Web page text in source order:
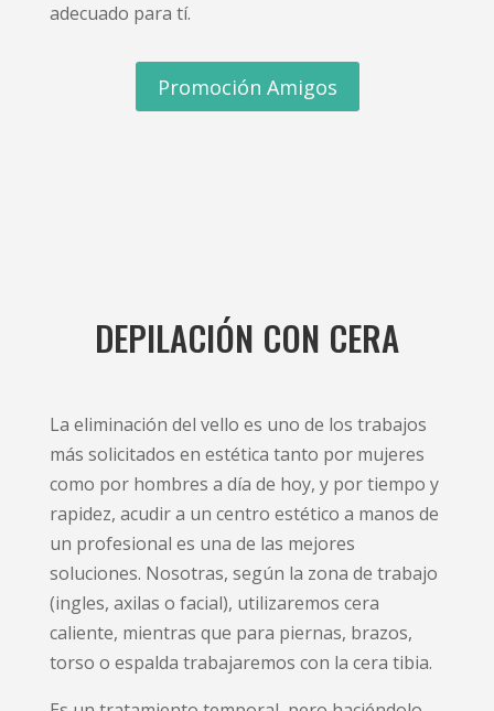
adecuado para tí.
Promoción Amigos
DEPILACIÓN CON CERA
La eliminación del vello es uno de los trabajos
más solicitados en estética tanto por mujeres
como por hombres a día de hoy, y por tiempo y
rapidez, acudir a un centro estético a manos de
un profesional es una de las mejores
soluciones. Nosotras, según la zona de trabajo
(ingles, axilas o facial), utilizaremos cera
caliente, mientras que para piernas, brazos,
torso o espalda trabajaremos con la cera tibia.